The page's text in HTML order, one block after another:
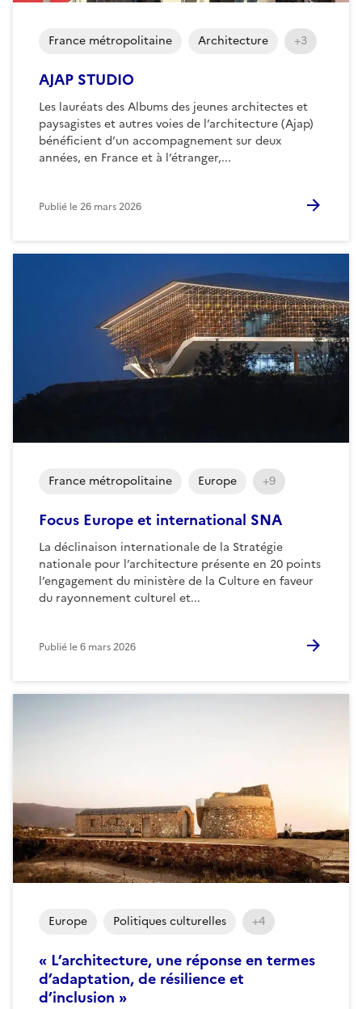
AJAP STUDIO
Les lauréats des Albums des jeunes architectes et
paysagistes et autres voies de l’architecture (Ajap)
bénéficient d’un accompagnement sur deux
années, en France et à l’étranger,...
France métropolitaine Architecture +3
Publié le26 mars 2026
Focus Europe et international SNA
La déclinaison internationale de la Stratégie
nationale pour l’architecture présente en 20 points
l’engagement du ministère de la Culture en faveur
du rayonnement culturel et...
France métropolitaine Europe +9
Publié le6 mars 2026
« L’architecture, une réponse en termes
d’adaptation, de résilience et
d’inclusion »
Europe Politiques culturelles +4